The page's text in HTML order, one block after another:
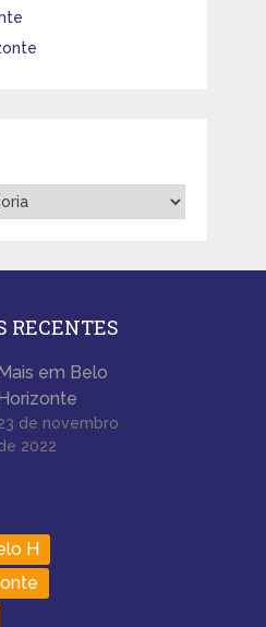
RECENTES
Mais em Belo
Horizonte
de novembro
2022
H